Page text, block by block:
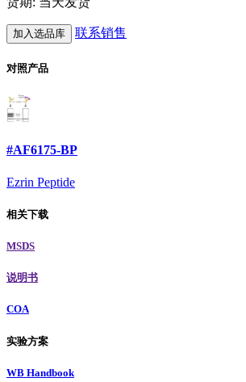
加入选品库 联系销售
对照产品
#AF6175-BP
Ezrin Peptide
相关下载
MSDS
说明书
COA
实验方案
WB Handbook